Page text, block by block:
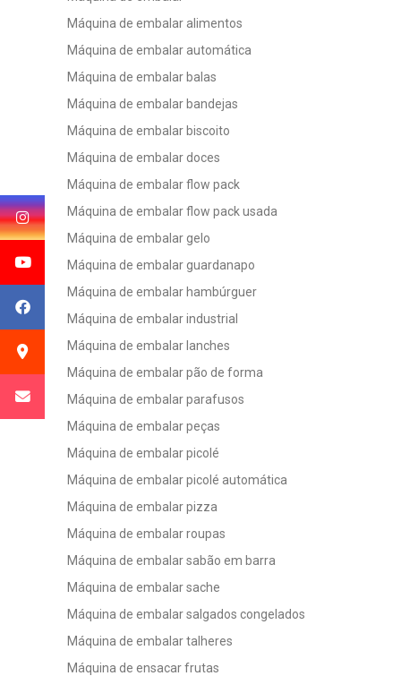
Máquina de embalar alimentos
Máquina de embalar automática
Máquina de embalar balas
Máquina de embalar bandejas
Máquina de embalar biscoito
Máquina de embalar doces
Máquina de embalar flow pack
Máquina de embalar flow pack usada
Máquina de embalar gelo
Máquina de embalar guardanapo
Máquina de embalar hambúrguer
Máquina de embalar industrial
Máquina de embalar lanches
Máquina de embalar pão de forma
Máquina de embalar parafusos
Máquina de embalar peças
Máquina de embalar picolé
Máquina de embalar picolé automática
Máquina de embalar pizza
Máquina de embalar roupas
Máquina de embalar sabão em barra
Máquina de embalar sache
Máquina de embalar salgados congelados
Máquina de embalar talheres
Máquina de ensacar frutas